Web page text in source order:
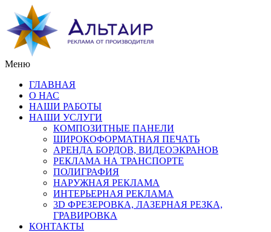
Меню
ГЛАВНАЯ
О НАС
НАШИ РАБОТЫ
НАШИ УСЛУГИ
КОМПОЗИТНЫЕ ПАНЕЛИ
ШИРОКОФОРМАТНАЯ ПЕЧАТЬ
АРЕНДА БОРДОВ, ВИДЕОЭКРАНОВ
РЕКЛАМА НА ТРАНСПОРТЕ
ПОЛИГРАФИЯ
НАРУЖНАЯ РЕКЛАМА
ИНТЕРЬЕРНАЯ РЕКЛАМА
3D ФРЕЗЕРОВКА, ЛАЗЕРНАЯ РЕЗКА,
ГРАВИРОВКА
КОНТАКТЫ